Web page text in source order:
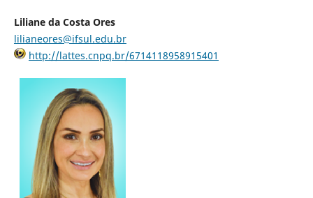
Liliane da Costa Ores
lilianeores@ifsul.edu.br
http://lattes.cnpq.br/6714118958915401